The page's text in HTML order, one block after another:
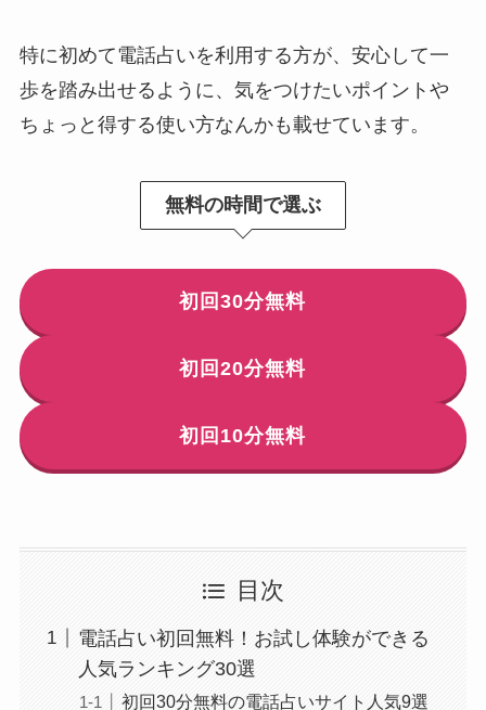
特に初めて電話占いを利用する方が、安心して一
歩を踏み出せるように、気をつけたいポイントや
ちょっと得する使い方なんかも載せています。
無料の時間で選ぶ
初回30分無料
初回20分無料
初回10分無料
目次
電話占い初回無料！お試し体験ができる
人気ランキング30選
初回30分無料の電話占いサイト人気9選